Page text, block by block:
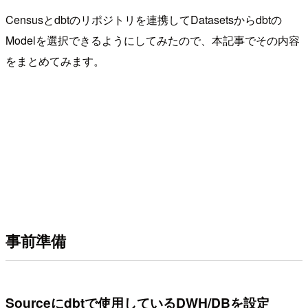
Censusとdbtのリポジトリを連携してDatasetsからdbtの
Modelを選択できるようにしてみたので、本記事でその内容
をまとめてみます。
事前準備
Sourceにdbtで使用しているDWH/DBを設定